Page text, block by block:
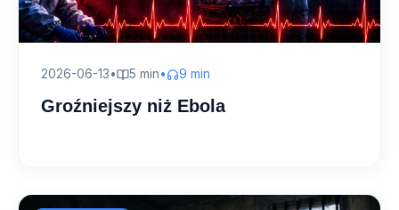
2026-06-13• 5 min• 9 min
Groźniejszy niż Ebola